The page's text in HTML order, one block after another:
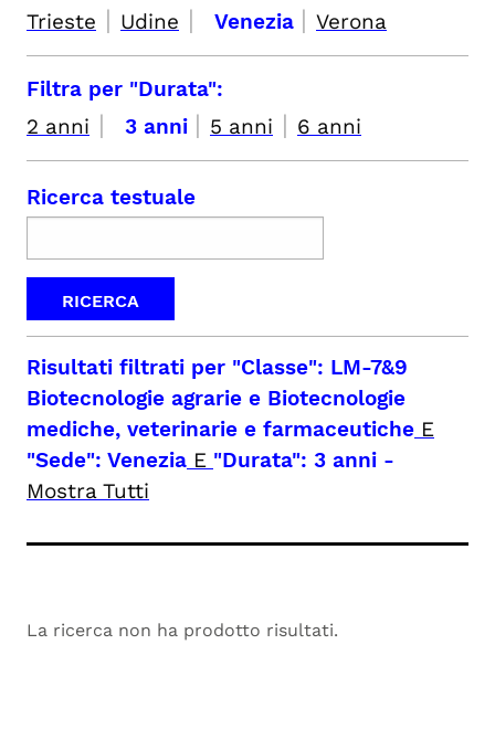
Trieste | Udine | Venezia | Verona
Filtra per "Durata":
2 anni | 3 anni | 5 anni | 6 anni
Ricerca testuale
Risultati filtrati per "Classe": LM-7&9
Biotecnologie agrarie e Biotecnologie
mediche, veterinarie e farmaceutiche E
"Sede": Venezia E "Durata": 3 anni -
Mostra Tutti
La ricerca non ha prodotto risultati.